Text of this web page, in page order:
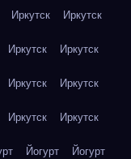
Иркутск Иркутск
Иркутск Иркутск
Иркутск Иркутск
Иркутск Иркутск
Йогурт Йогурт